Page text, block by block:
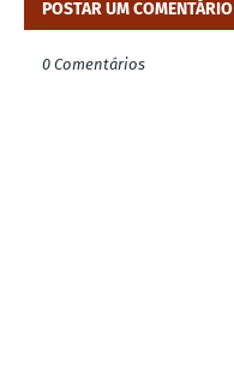
POSTAR UM COMENTÁRIO
0 Comentários